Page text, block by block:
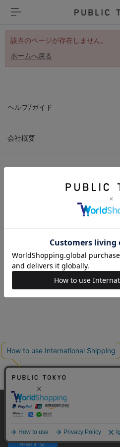
該当のページが存在しません。
ホームへ戻る
ヘルプ/ガイド
会社概要
当サイトはクッキー(cookie)を使用し
の一部の機能および、サイトの使用
プライバシーポリシーはこちら
承諾する